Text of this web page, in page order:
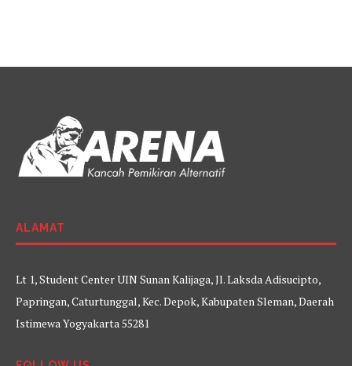
ALAMAT
Lt 1, Student Center UIN Sunan Kalijaga, Jl. Laksda Adisucipto,
Papringan, Caturtunggal, Kec. Depok, Kabupaten Sleman, Daerah
Istimewa Yogyakarta 55281